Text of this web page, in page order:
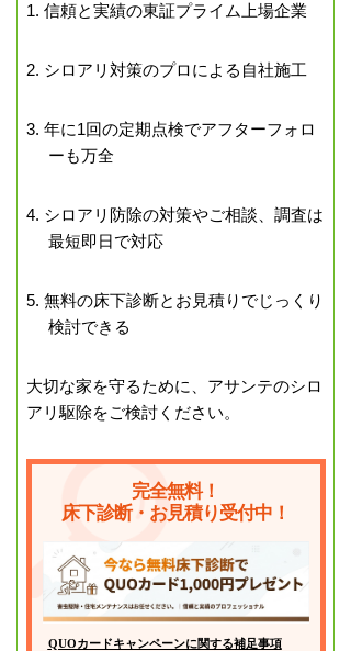
1. 信頼と実績の東証プライム上場企業
2. シロアリ対策のプロによる自社施工
3. 年に1回の定期点検でアフターフォロ
ーも万全
4. シロアリ防除の対策やご相談、調査は
最短即日で対応
5. 無料の床下診断とお見積りでじっくり
検討できる
大切な家を守るために、アサンテのシロ
アリ駆除をご検討ください。
完全無料！
床下診断・お見積り受付中！
QUOカードキャンペーンに関する補足事項